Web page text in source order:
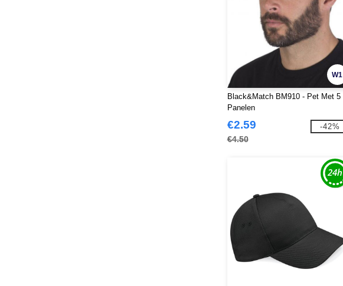
W1
Black&Match BM910 - Pet Met 5
Panelen
€2.59
€4.50
-42%